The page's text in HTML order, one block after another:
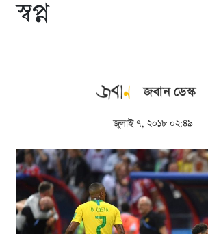
স্বপ্ন
জবান ডেস্ক
জুলাই ৭, ২০১৮ ০২:৪৯